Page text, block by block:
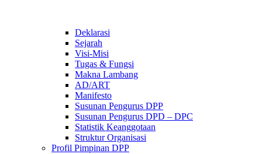
Deklarasi
Sejarah
Visi-Misi
Tugas & Fungsi
Makna Lambang
AD/ART
Manifesto
Susunan Pengurus DPP
Susunan Pengurus DPD – DPC​
Statistik Keanggotaan
Struktur Organisasi
Profil Pimpinan DPP